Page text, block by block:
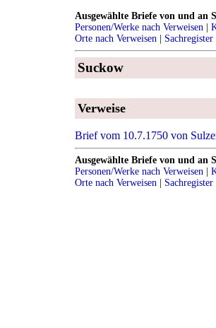
Ausgewählte Briefe von und an
Personen/Werke nach Verweisen |
Orte nach Verweisen | Sachregister
Suckow
Verweise
Brief vom 10.7.1750 von
Ausgewählte Briefe von und an
Personen/Werke nach Verweisen |
Orte nach Verweisen | Sachregister